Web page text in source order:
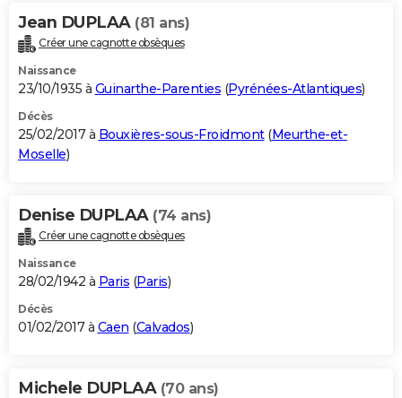
Jean DUPLAA (81 ans)
Créer une cagnotte obsèques
Naissance
23/10/1935 à Guinarthe-Parenties (Pyrénées-Atlantiques)
Décès
25/02/2017 à Bouxières-sous-Froidmont(Meurthe-et-
Moselle)
Denise DUPLAA (74 ans)
Créer une cagnotte obsèques
Naissance
28/02/1942 à Paris (Paris)
Décès
01/02/2017 à Caen (Calvados)
Michele DUPLAA (70 ans)